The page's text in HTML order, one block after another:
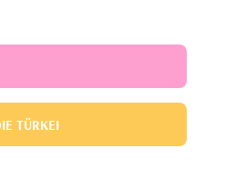
TÜRKEI